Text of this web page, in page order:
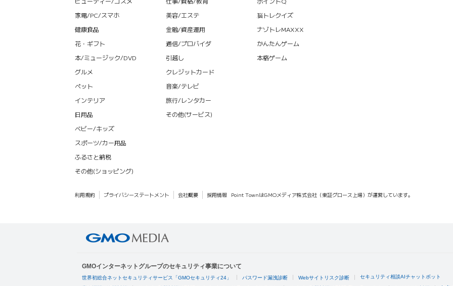
家電/PC/スマホ
健康食品
花・ギフト
本/ミュージック/DVD
グルメ
ペット
インテリア
日用品
ベビー/キッズ
スポーツ/カー用品
ふるさと納税
その他(ショッピング)
美容/エステ
金融/資産運用
通信/プロバイダ
引越し
クレジットカード
音楽/テレビ
旅行/レンタカー
その他(サービス)
脳トレクイズ
ナゾトレMAXXX
かんたんゲーム
本格ゲーム
利用規約 プライバシーステートメント 会社概要 採用情報 Point TownはGMOメディア株式会社（東証グロース上場）が運営しています。
GMOインターネットグループのセキュリティ事業について
世界初総合ネットセキュリティサービス「GMOセキュリティ24」 パスワード漏洩診断 Webサイトリスク診断 セキュリティ相談AIチャットボット